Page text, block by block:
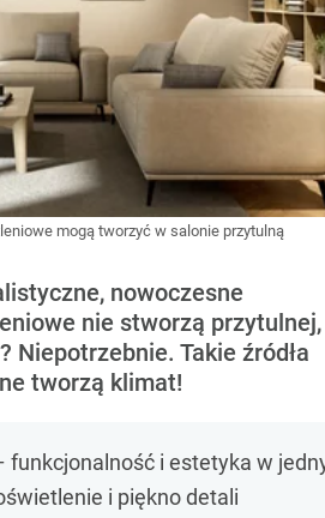
mogą tworzyć w salonie przytulną
nowoczesne
nie stworzą przytulnej,
Niepotrzebnie. Takie źródła
tworzą klimat!
funkcjonalność i estetyka w
i piękno detali